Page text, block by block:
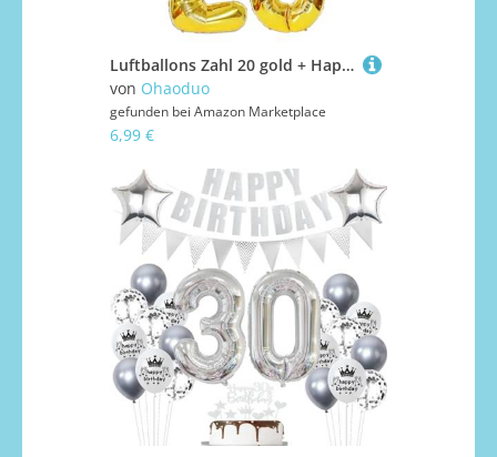
Luftballons Zahl 20 gold + Happy Birthday Girlande + banner Folienballon 20.Geburtstags deko frau mann ballons 20 Jahre Geburtstag deko frauen Zahlenballon 20 Geburtstag dekoration Männer frau(20)
von Ohaoduo
gefunden bei Amazon Marketplace
6,99 €